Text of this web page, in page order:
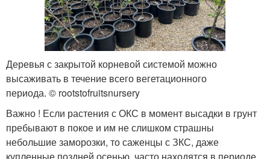
Деревья с закрытой корневой системой можно
высаживать в течение всего вегетационного
периода. © rootstofruitsnursery
Важно ! Если растения с ОКС в момент высадки в грунт
пребывают в покое и им не слишком страшны
небольшие заморозки, то саженцы с ЗКС, даже
купленные поздней осенью, часто находятся в периоде